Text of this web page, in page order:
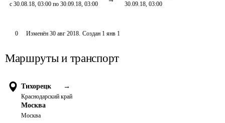
с 30.08.18, 03:00 по 30.09.18, 03:00
30.09.18, 03:00
0 Изменён 30 авг 2018. Создан 1 янв 1
Маршруты и транспорт
Тихорецк →
Краснодарский край
Москва
Москва